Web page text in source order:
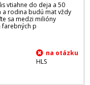
vtiahne do deja a 50
a rodina budú mat vždy
sa medzi milióny
farebných p
HLS